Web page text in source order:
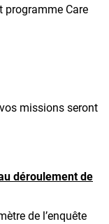
programme Care
missions seront
déroulement de
de l’enquête